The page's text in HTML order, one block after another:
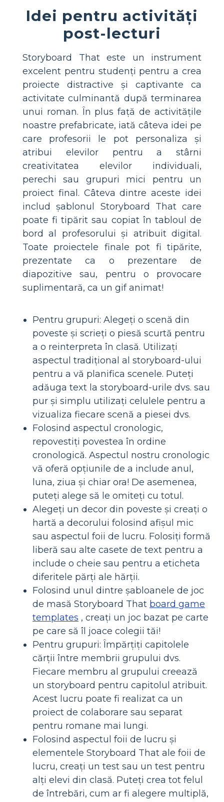
Idei pentru activități
post-lecturi
Storyboard That este un instrument
excelent pentru studenți pentru a crea
proiecte distractive și captivante ca
activitate culminantă după terminarea
unui roman. În plus față de activitățile
noastre prefabricate, iată câteva idei pe
care profesorii le pot personaliza și
atribui elevilor pentru a stârni
creativitatea elevilor individuali,
perechi sau grupuri mici pentru un
proiect final. Câteva dintre aceste idei
includ șablonul Storyboard That care
poate fi tipărit sau copiat în tabloul de
bord al profesorului și atribuit digital.
Toate proiectele finale pot fi tipărite,
prezentate ca o prezentare de
diapozitive sau, pentru o provocare
suplimentară, ca un gif animat!
Pentru grupuri: Alegeți o scenă din
poveste și scrieți o piesă scurtă pentru
a o reinterpreta în clasă. Utilizați
aspectul tradițional al storyboard-ului
pentru a vă planifica scenele. Puteți
adăuga text la storyboard-urile dvs. sau
pur și simplu utilizați celulele pentru a
vizualiza fiecare scenă a piesei dvs.
Folosind aspectul cronologic,
repovestiți povestea în ordine
cronologică. Aspectul nostru cronologic
vă oferă opțiunile de a include anul,
luna, ziua și chiar ora! De asemenea,
puteți alege să le omiteți cu totul.
Alegeți un decor din poveste și creați o
hartă a decorului folosind afișul mic
sau aspectul foii de lucru. Folosiți formă
liberă sau alte casete de text pentru a
include o cheie sau pentru a eticheta
diferitele părți ale hărții.
Folosind unul dintre șabloanele de joc
de masă Storyboard That board game
templates , creați un joc bazat pe carte
pe care să îl joace colegii tăi!
Pentru grupuri: Împărțiți capitolele
cărții între membrii grupului dvs.
Fiecare membru al grupului creează
un storyboard pentru capitolul atribuit.
Acest lucru poate fi realizat ca un
proiect de colaborare sau separat
pentru romane mai lungi.
Folosind aspectul foii de lucru și
elementele Storyboard That ale foii de
lucru, creați un test sau un test pentru
alți elevi din clasă. Puteți crea tot felul
de întrebări, cum ar fi alegere multiplă,